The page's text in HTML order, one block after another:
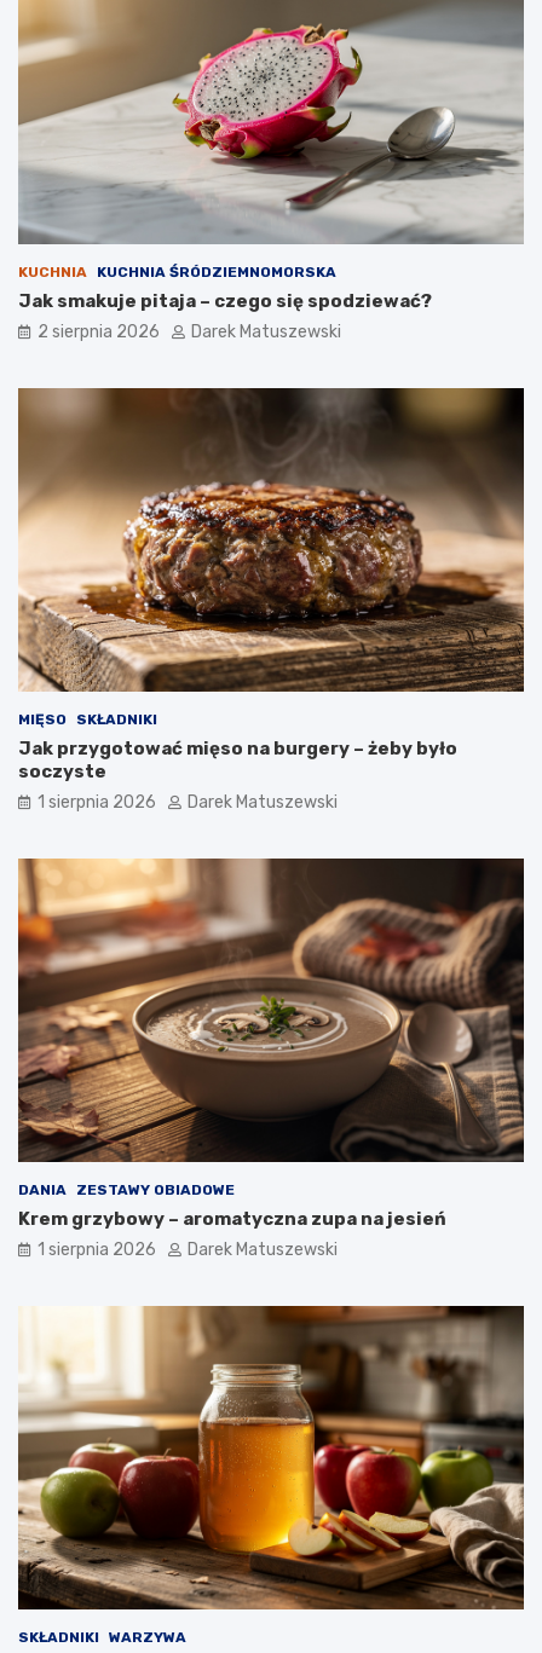
KUCHNIA KUCHNIA ŚRÓDZIEMNOMORSKA
Jak smakuje pitaja – czego się spodziewać?
2 sierpnia 2026 Darek Matuszewski
MIĘSO SKŁADNIKI
Jak przygotować mięso na burgery – żeby było
soczyste
1 sierpnia 2026 Darek Matuszewski
DANIA ZESTAWY OBIADOWE
Krem grzybowy – aromatyczna zupa na jesień
1 sierpnia 2026 Darek Matuszewski
SKŁADNIKI WARZYWA